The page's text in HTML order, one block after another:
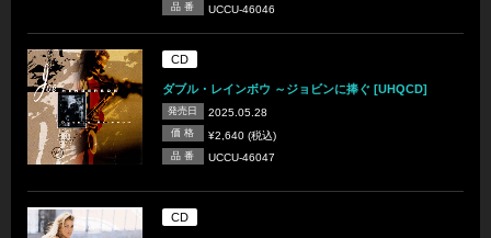
品 番 UCCU-46046
CD
ダブル・レインボウ ～ジョビンに捧ぐ [UHQCD]
発売日 2025.05.28
価 格 ¥2,640 (税込)
品 番 UCCU-46047
CD